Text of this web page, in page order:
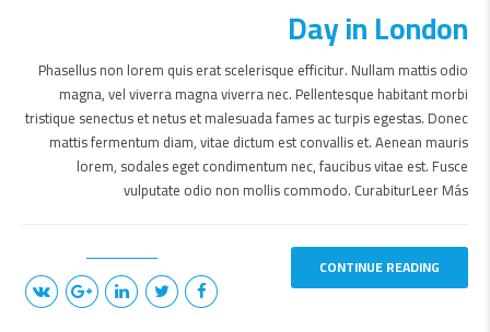
Day in London
Phasellus non lorem quis erat scelerisque efficitur. Nullam mattis odio
magna, vel viverra magna viverra nec. Pellentesque habitant morbi
tristique senectus et netus et malesuada fames ac turpis egestas. Donec
mattis fermentum diam, vitae dictum est convallis et. Aenean mauris
lorem, sodales eget condimentum nec, faucibus vitae est. Fusce
vulputate odio non mollis commodo. CurabiturLeer Más
CONTINUE READING